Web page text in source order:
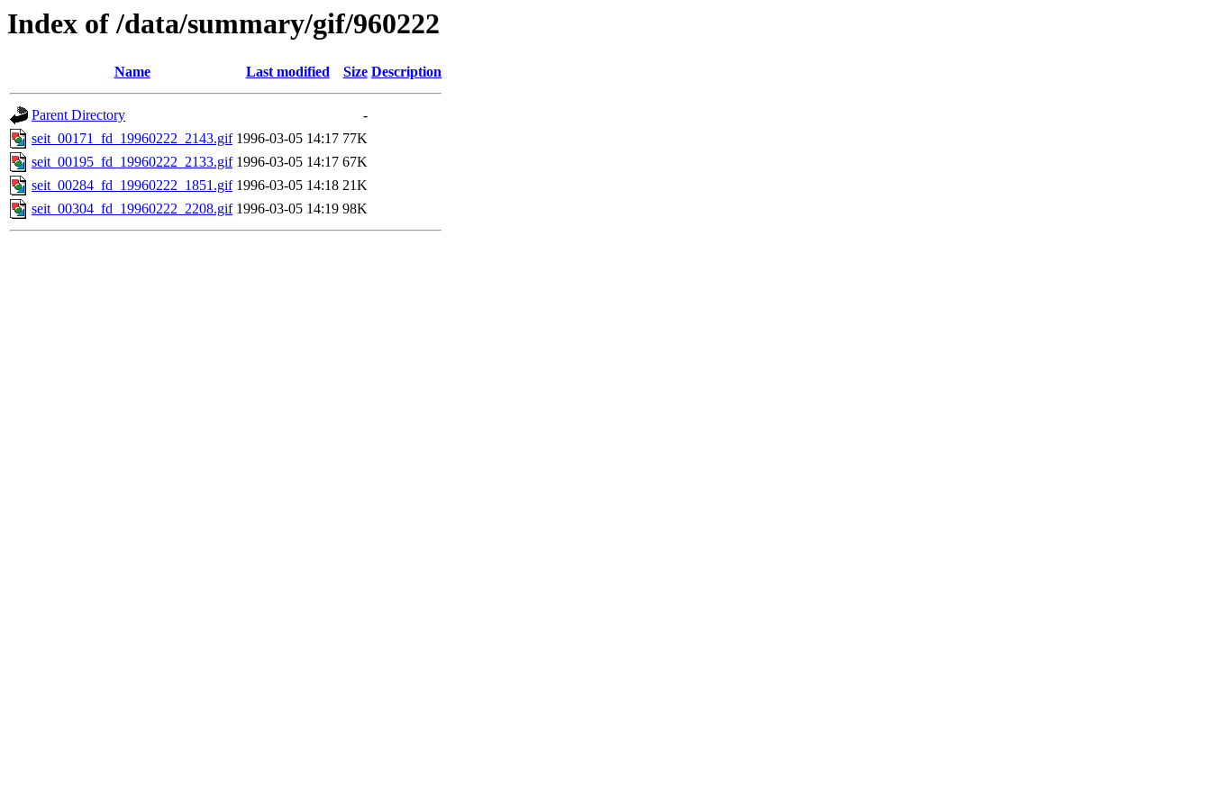
Index of /data/summary/gif/960222
Name Last modified Size Description
Parent Directory
-
seit_00171_fd_19960222_2143.gif 1996-03-05 14:17 77K
seit_00195_fd_19960222_2133.gif 1996-03-05 14:17 67K
seit_00284_fd_19960222_1851.gif 1996-03-05 14:18 21K
seit_00304_fd_19960222_2208.gif 1996-03-05 14:19 98K